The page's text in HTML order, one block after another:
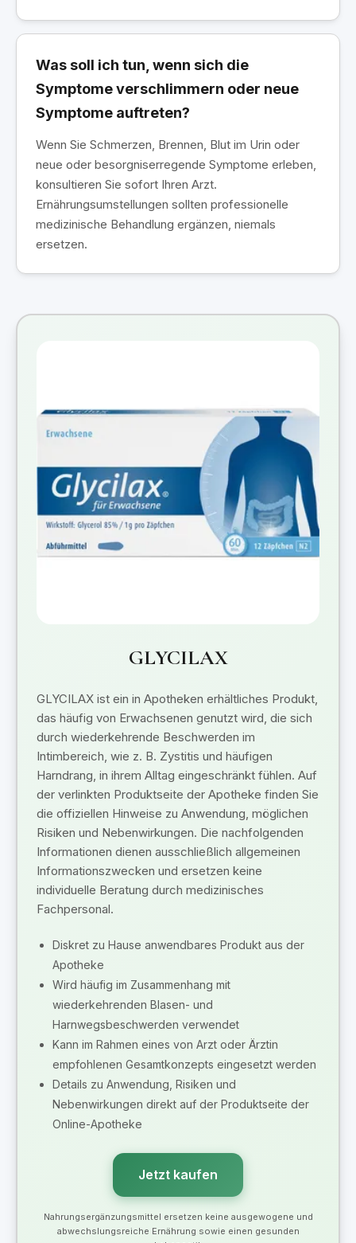
Was soll ich tun, wenn sich die
Symptome verschlimmern oder neue
Symptome auftreten?
Wenn Sie Schmerzen, Brennen, Blut im Urin oder
neue oder besorgniserregende Symptome erleben,
konsultieren Sie sofort Ihren Arzt.
Ernährungsumstellungen sollten professionelle
medizinische Behandlung ergänzen, niemals
ersetzen.
GLYCILAX
GLYCILAX ist ein in Apotheken erhältliches Produkt,
das häufig von Erwachsenen genutzt wird, die sich
durch wiederkehrende Beschwerden im
Intimbereich, wie z. B. Zystitis und häufigen
Harndrang, in ihrem Alltag eingeschränkt fühlen. Auf
der verlinkten Produktseite der Apotheke finden Sie
die offiziellen Hinweise zu Anwendung, möglichen
Risiken und Nebenwirkungen. Die nachfolgenden
Informationen dienen ausschließlich allgemeinen
Informationszwecken und ersetzen keine
individuelle Beratung durch medizinisches
Fachpersonal.
Diskret zu Hause anwendbares Produkt aus der
Apotheke
Wird häufig im Zusammenhang mit
wiederkehrenden Blasen- und
Harnwegsbeschwerden verwendet
Kann im Rahmen eines von Arzt oder Ärztin
empfohlenen Gesamtkonzepts eingesetzt werden
Details zu Anwendung, Risiken und
Nebenwirkungen direkt auf der Produktseite der
Online-Apotheke
Jetzt kaufen
Nahrungsergänzungsmittel ersetzen keine ausgewogene und
abwechslungsreiche Ernährung sowie einen gesunden